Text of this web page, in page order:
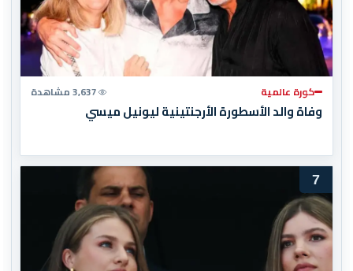
كورة عالمية 3,637 مشاهدة
وفاة والد الأسطورة الأرجنتينية ليونيل ميسي
7